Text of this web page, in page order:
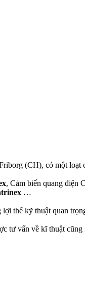
(CH), có một loạt
, Cảm biến quang điện
…
thế kỹ thuật quan
tư vấn về kĩ thuật